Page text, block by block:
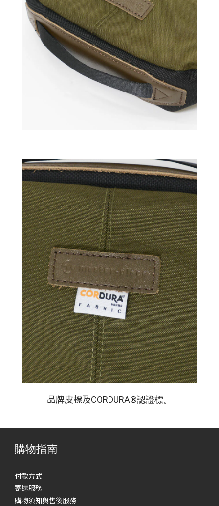
品牌皮標及CORDURA®認證標。
購物指南
付款方式
寄送服務
購物須知與售後服務